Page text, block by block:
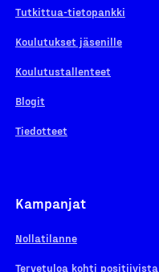
Tutkittua-tietopankki
Koulutukset jäsenille
Koulutustallenteet
Blogit
Tiedotteet
Kampanjat
Nollatilanne
Tervetuloa kohti positiivista